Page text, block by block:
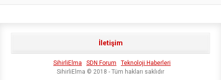
İletişim
SihirliElma SDN Forum
Teknoloji Haberleri
SihirliElma © 2018 - Tüm hakları saklıdır